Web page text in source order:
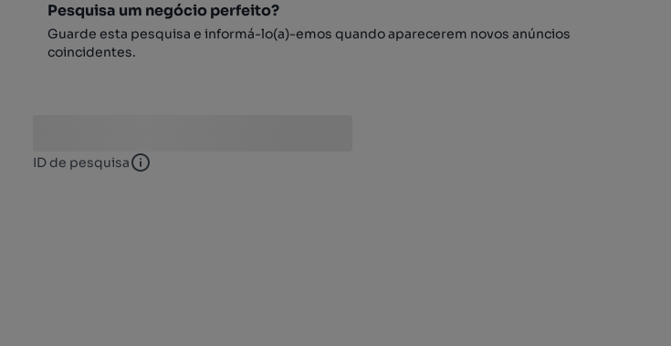
Pesquisa um negócio perfeito?
Guarde esta pesquisa e informá-lo(a)-emos quando aparecerem novos anúncios
coincidentes.
ID de pesquisa ID de pesquisa